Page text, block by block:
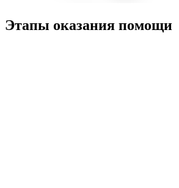
Этапы оказания помощи